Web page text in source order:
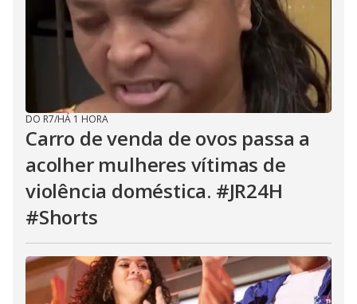
DO R7/HÁ 1 HORA
Carro de venda de ovos passa a
acolher mulheres vítimas de
violência doméstica. #JR24H
#Shorts